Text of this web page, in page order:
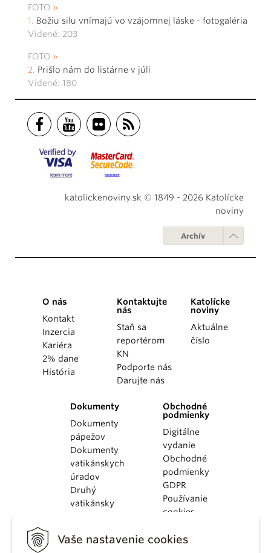
Vaše nastavenie cookies
FOTO
Božiu silu vnímajú vo vzájomnej láske - fotogaléria
Videné: 203
FOTO
Prišlo nám do listárne v júli
Videné: 180
katolickenoviny.sk © 1849 - 2026 Katolícke
noviny
Archív
O nás
Kontakt
Inzercia
Kariéra
2% dane
História
Kontaktujte
nás
Staň sa
reportérom
KN
Podporte nás
Darujte nás
Katolícke
noviny
Aktuálne
číslo
Dokumenty
Dokumenty
pápežov
Dokumenty
vatikánskych
úradov
Druhý
vatikánsky
KBS
Obchodné
podmienky
Digitálne
vydanie
Obchodné
podmienky
GDPR
Používanie
cookies